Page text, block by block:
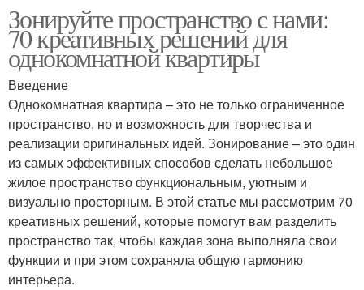
Зонируйте пространство с нами:
70 креативных решений для
однокомнатной квартиры
Введение
Однокомнатная квартира – это не только ограниченное
пространство, но и возможность для творчества и
реализации оригинальных идей. Зонирование – это один
из самых эффективных способов сделать небольшое
жилое пространство функциональным, уютным и
визуально просторным. В этой статье мы рассмотрим 70
креативных решений, которые помогут вам разделить
пространство так, чтобы каждая зона выполняла свои
функции и при этом сохраняла общую гармонию
интерьера.